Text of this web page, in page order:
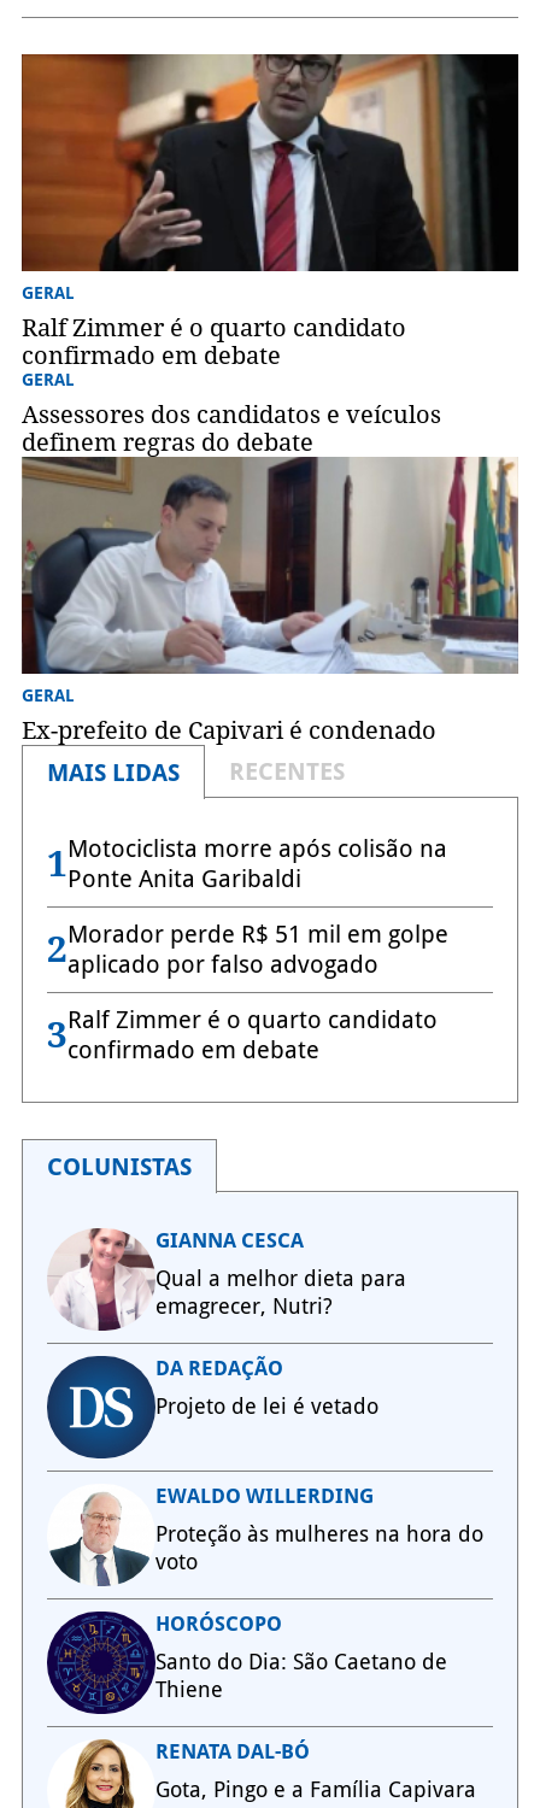
GERAL
Ralf Zimmer é o quarto candidato
confirmado em debate
GERAL
Assessores dos candidatos e veículos
definem regras do debate
GERAL
Ex-prefeito de Capivari é condenado
MAIS LIDAS
RECENTES
1Motociclista morre após colisão na
Ponte Anita Garibaldi
2Morador perde R$ 51 mil em golpe
aplicado por falso advogado
3Ralf Zimmer é o quarto candidato
confirmado em debate
COLUNISTAS
GIANNA CESCA
Qual a melhor dieta para
emagrecer, Nutri?
DA REDAÇÃO
Projeto de lei é vetado
EWALDO WILLERDING
Proteção às mulheres na hora do
voto
HORÓSCOPO
Santo do Dia: São Caetano de
Thiene
RENATA DAL-BÓ
Gota, Pingo e a Família Capivara